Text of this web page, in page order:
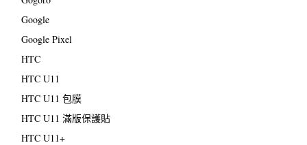
Google
Google Pixel
HTC
HTC U11
HTC U11 包膜
HTC U11 滿版保護貼
HTC U11+